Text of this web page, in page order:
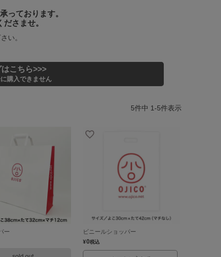
っております。
さませ。
い。
こちら>>>
購入できません
5件中 1-5件表示
ー ビニールショッパー
¥0税込